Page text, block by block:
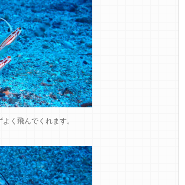
く飛んでくれます。